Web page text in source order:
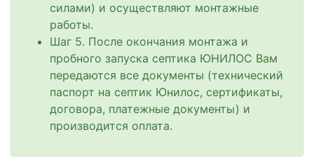
силами) и осуществляют монтажные
работы.
Шаг 5. После окончания монтажа и
пробного запуска септика ЮНИЛОС Вам
передаются все документы (технический
паспорт на септик Юнилос, сертификаты,
договора, платежные документы) и
производится оплата.